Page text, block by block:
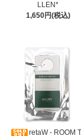
LLEN*
1,650円(税込)
retaW - ROOM